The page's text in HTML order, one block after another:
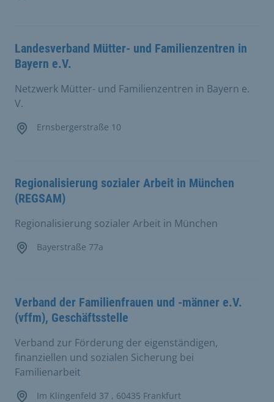
Landesverband Mütter- und Familienzentren in
Bayern e.V.
Netzwerk Mütter- und Familienzentren in Bayern e.
V.
Ernsbergerstraße 10
Regionalisierung sozialer Arbeit in München
(REGSAM)
Regionalisierung sozialer Arbeit in München
Bayerstraße 77a
Verband der Familienfrauen und -männer e.V.
(vffm), Geschäftsstelle
Verband zur Förderung der eigenständigen,
finanziellen und sozialen Sicherung bei
Familienarbeit
Im Klingenfeld 37 , 60435 Frankfurt